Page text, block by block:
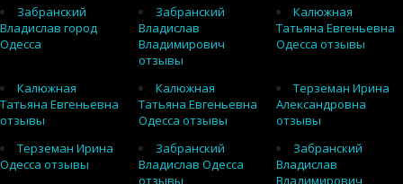
Забранский
Владислав город
Одесса
Забранский
Владислав
Владимирович
отзывы
Калюжная
Татьяна Евгеньевна
Одесса отзывы
Калюжная
Татьяна Евгеньевна
отзывы
Калюжная
Татьяна Евгеньевна
Одесса отзывы
Терземан Ирина
Александровна
отзывы
Терземан Ирина
Одесса отзывы
Забранский
Владислав Одесса
отзывы
Забранский
Владислав
Владимирович